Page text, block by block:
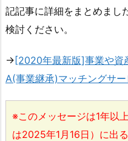
記記事に詳細をまとめまし
検討ください。
→[2020年最新版]事業や資
A(事業継承)マッチングサ
※このメッセージは1年以
は2025年1月16日）に出